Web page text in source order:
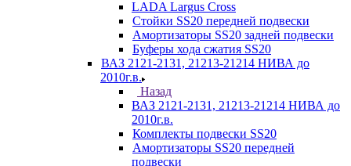
LADA Largus Cross
Стойки SS20 передней подвески
Амортизаторы SS20 задней подвески
Буферы хода сжатия SS20
ВАЗ 2121-2131, 21213-21214 НИВА до
2010г.в.
Назад
ВАЗ 2121-2131, 21213-21214 НИВА до
2010г.в.
Комплекты подвески SS20
Амортизаторы SS20 передней
подвески